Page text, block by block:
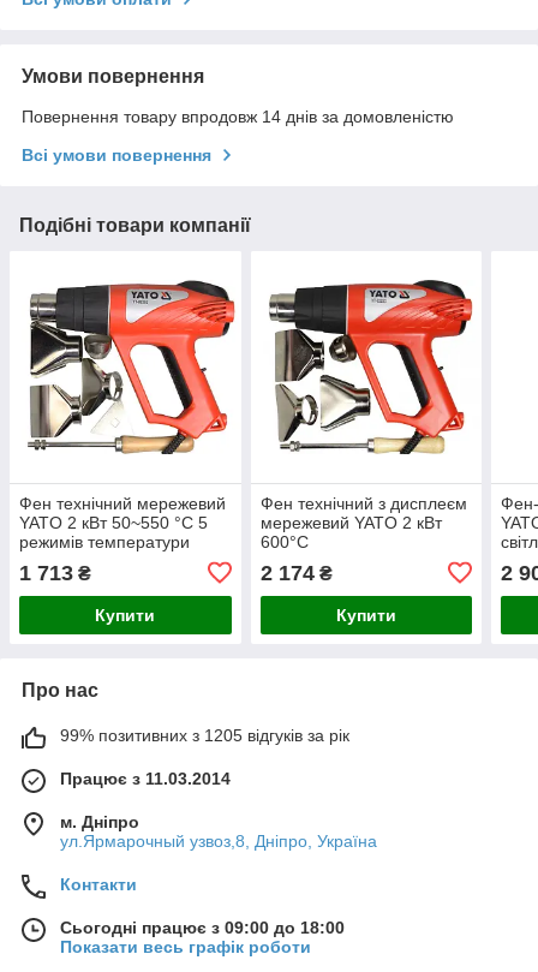
Умови повернення
Повернення товару впродовж 14 днів за домовленістю
Всі умови повернення
Подібні товари компанії
Фен технічний мережевий
YATO 2 кВт 50~550 °C 5
режимів температури
1 713 ₴
Купити
Фен технічний з дисплеєм
мережевий YATO 2 кВт
600°C
2 174₴
Купити
2
Про нас
99% позитивних з 1205 відгуків за рік
Працює з 11.03.2014
м. Дніпро
ул.Ярмарочный узвоз,8, Дніпро, Україна
Контакти
Сьогодні працює з 09:00 до 18:00
Показати весь графік роботи